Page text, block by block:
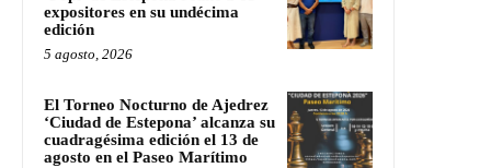
expositores en su undécima
edición
5 agosto, 2026
El Torneo Nocturno de Ajedrez
‘Ciudad de Estepona’ alcanza su
cuadragésima edición el 13 de
agosto en el Paseo Marítimo